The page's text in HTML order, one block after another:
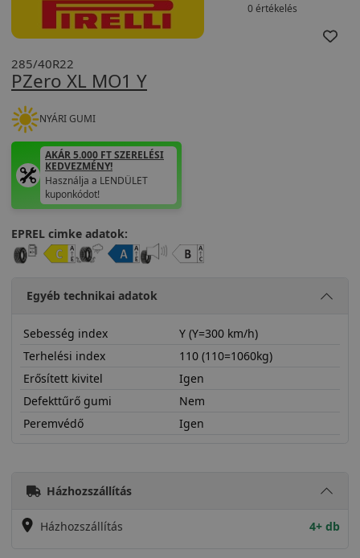
0 értékelés
PZero XL MO1 Y
285/40R22
NYÁRI GUMI
AKÁR 5.000 FT SZERELÉSI
KEDVEZMÉNY!
Használja a LENDÜLET
kuponkódot!
EPREL cimke adatok:
Egyéb technikai adatok
Sebesség index
Y (Y=300 km/h)
Terhelési index
110 (110=1060kg)
Erősített kivitel
Igen
Defekttűrő gumi
Nem
Peremvédő
Igen
Házhozszállítás
Házhozszállítás 4+ db